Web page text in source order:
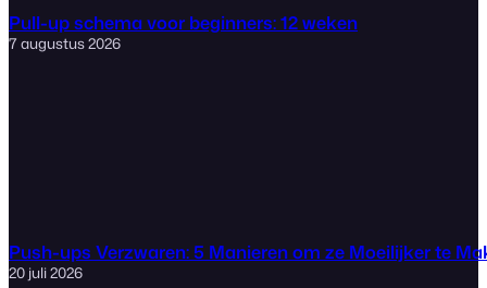
Pull-up schema voor beginners: 12 weken
7 augustus 2026
Push-ups Verzwaren: 5 Manieren om ze Moeilijker te
20 juli 2026